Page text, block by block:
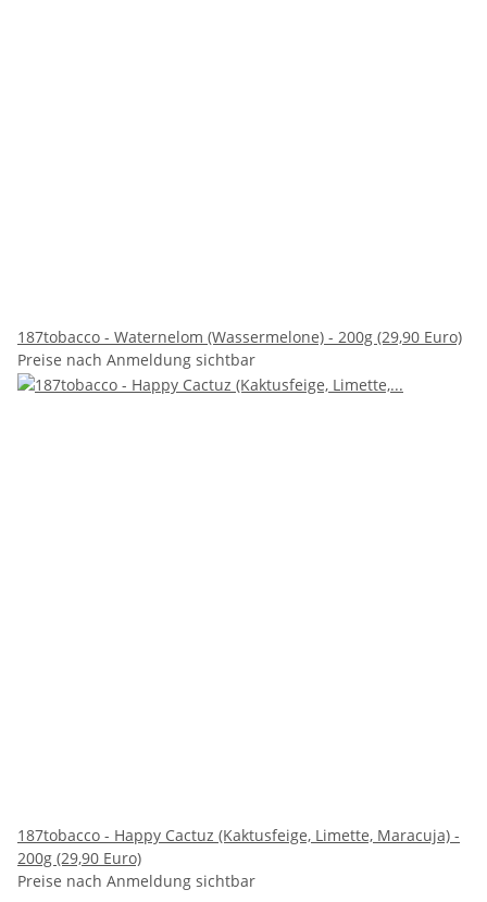
187tobacco - Waternelom (Wassermelone) - 200g (29,90 Euro)
Preise nach Anmeldung sichtbar
187tobacco - Happy Cactuz (Kaktusfeige, Limette, Maracuja) -
200g (29,90 Euro)
Preise nach Anmeldung sichtbar